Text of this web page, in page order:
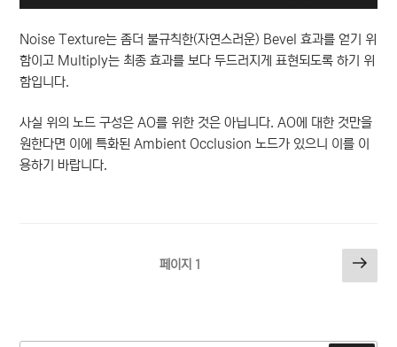
Noise Texture는 좀더 불규칙한(자연스러운) Bevel 효과를 얻기 위
함이고 Multiply는 최종 효과를 보다 두드러지게 표현되도록 하기 위
함입니다.
사실 위의 노드 구성은 AO를 위한 것은 아닙니다. AO에 대한 것만을
원한다면 이에 특화된 Ambient Occlusion 노드가 있으니 이를 이
용하기 바랍니다.
페이지 1
다
음